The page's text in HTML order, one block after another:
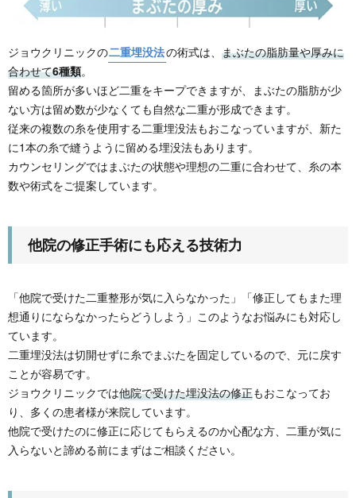
ジョウクリニックの二重埋没法の術式は、 まぶたの脂肪量や厚みに
合わせて6種類。
留める箇所が多いほど二重をキープできますが、まぶたの脂肪が少
ない方は留め数が少なくても自然な二重が形成できます。
従来の複数の糸を使用する二重埋没法もおこなっていますが、新た
に1本の糸で縫うように留める埋没法もあります。
カウンセリングではまぶたの状態や理想の二重に合わせて、糸の本
数や術式をご提案しています。
他院の修正手術にも応える技術力
「他院で受けた二重整形が気に入らなかった」「修正してもまた理
想通りにならなかったらどうしよう」このようなお悩みにも対応し
ています。
二重埋没法は切開せずに糸でまぶたを固定しているので、元に戻す
ことが容易です。
ジョウクリニックでは他院で受けた埋没法の修正もおこなってお
り、多くの患者様が来院しています。
他院で受けたのに修正に応じてもらえるのか心配な方、二重が気に
入らないと諦める前にまずはご相談ください。